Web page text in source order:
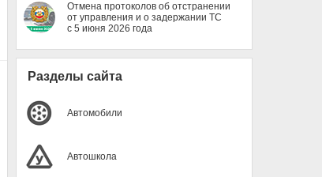
Отмена протоколов об отстранении
от управления и о задержании ТС
с 5 июня 2026 года
Разделы сайта
Автомобили
Автошкола